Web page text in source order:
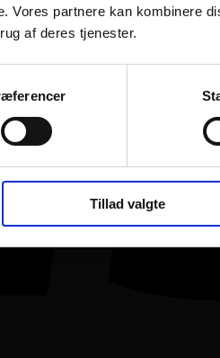
Vores partnere kan kombinere
af deres tjenester.
Tillad valgte